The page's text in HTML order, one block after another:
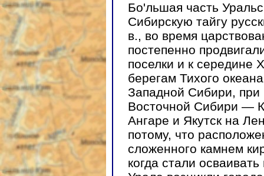
Бо'льшая часть
Сибирскую тайгу
в., во время
постепенно
поселки и к середине
берегам Тихого
Западной Сибири,
Восточной Сибири —
Ангаре и Якутск на
потому, что
сложенного камнем
когда стали